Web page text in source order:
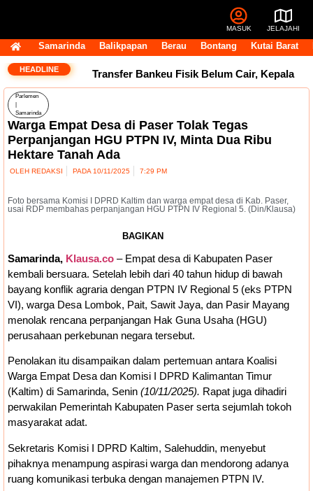
MASUK JELAJAHI
Samarinda Balikpapan Berau Bontang Kutai Barat
HEADLINE Transfer Bankeu Fisik Belum Cair, Kepala
Terganggu 14 Jabatan Strategis Pemprov
Kaltim Masih Kosong, BKD Pastikan Dilakukan
Pagi Tembus Rp10 Miliar per Tahun, Pemkot
Layanan Tetap Berjalan Andi Harun:
Perjuangan Tambahan TKD Harus Ditopang
Kajian Akademik, Bukan Sekadar Kesepakatan
Politik Pembahasan Hak Angket terhadap
Gubernur Kaltim Belum Dijadwalkan Ulang,
DPRD Masih Tunggu Proses Administrasi
PAW
Parlemen
Samarinda
Warga Empat Desa di Paser Tolak Tegas
Perpanjangan HGU PTPN IV, Minta Dua Ribu
Hektare Tanah Ada
OLEH REDAKSI PADA 10/11/2025 7:29 PM
Foto bersama Komisi I DPRD Kaltim dan warga empat desa di Kab. Paser,
usai RDP membahas perpanjangan HGU PTPN IV Regional 5. (Din/Klausa)
BAGIKAN
Samarinda, Klausa.co – Empat desa di Kabupaten Paser
kembali bersuara. Setelah lebih dari 40 tahun hidup di bawah
bayang konflik agraria dengan PTPN IV Regional 5 (eks PTPN
VI), warga Desa Lombok, Pait, Sawit Jaya, dan Pasir Mayang
menolak rencana perpanjangan Hak Guna Usaha (HGU)
perusahaan perkebunan negara tersebut.
Penolakan itu disampaikan dalam pertemuan antara Koalisi
Warga Empat Desa dan Komisi I DPRD Kalimantan Timur
(Kaltim) di Samarinda, Senin (10/11/2025). Rapat juga dihadiri
perwakilan Pemerintah Kabupaten Paser serta sejumlah tokoh
masyarakat adat.
Sekretaris Komisi I DPRD Kaltim, Salehuddin, menyebut
pihaknya menampung aspirasi warga dan mendorong adanya
ruang komunikasi terbuka dengan manajemen PTPN IV.